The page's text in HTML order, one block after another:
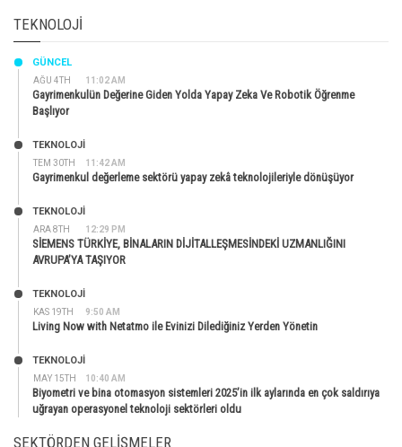
TEKNOLOJI
AĞU 4TH 11:02 AM
GÜNCEL
Gayrimenkulün Değerine Giden Yolda Yapay Zeka Ve Robotik Öğrenme
Başlıyor
TEM 30TH 11:42 AM
TEKNOLOJİ
Gayrimenkul değerleme sektörü yapay zekâ teknolojileriyle dönüşüyor
ARA 8TH 12:29 PM
TEKNOLOJİ
SİEMENS TÜRKİYE, BİNALARIN DİJİTALLEŞMESİNDEKİ UZMANLIĞINI
AVRUPA’YA TAŞIYOR
KAS 19TH 9:50 AM
TEKNOLOJİ
Living Now with Netatmo ile Evinizi Dilediğiniz Yerden Yönetin
MAY 15TH 10:40 AM
TEKNOLOJİ
Biyometri ve bina otomasyon sistemleri 2025’in ilk aylarında en çok saldırıya
uğrayan operasyonel teknoloji sektörleri oldu
SEKTÖRDEN GELIŞMELER